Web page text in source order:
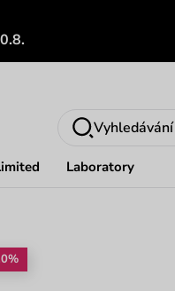
Laboratory
Vyhledávání